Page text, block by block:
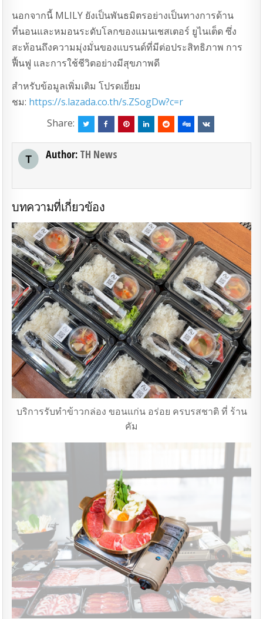
นอกจากนี้ MLILY ยังเป็นพันธมิตรอย่างเป็นทางการด้าน
ที่นอนและหมอนระดับโลกของแมนเชสเตอร์ ยูไนเต็ด ซึ่ง
สะท้อนถึงความมุ่งมั่นของแบรนด์ที่มีต่อประสิทธิภาพ การ
ฟื้นฟู และการใช้ชีวิตอย่างมีสุขภาพดี
สำหรับข้อมูลเพิ่มเติม โปรดเยี่ยม
ชม: https://s.lazada.co.th/s.ZSogDw?c=r
Share:
Author: TH News
บทความที่เกี่ยวข้อง
บริการรับทำข้าวกล่อง ขอนแก่น อร่อย ครบรสชาติ ที่ ร้าน
คัม